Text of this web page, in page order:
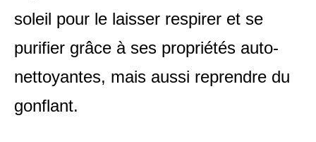
soleil pour le laisser respirer et se
purifier grâce à ses propriétés auto-
nettoyantes, mais aussi reprendre du
gonflant.